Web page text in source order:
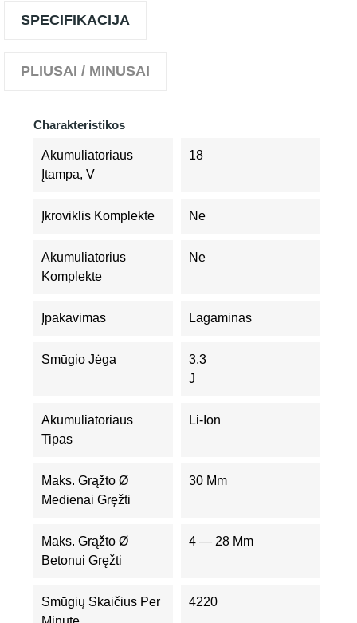
SPECIFIKACIJA
PLIUSAI / MINUSAI
Charakteristikos
Akumuliatoriaus
Įtampa, V
18
Įkroviklis Komplekte Ne
Akumuliatorius
Komplekte
Ne
Įpakavimas Lagaminas
Smūgio Jėga
3.3
J
Akumuliatoriaus
Tipas
Li-Ion
Maks. Grąžto Ø
Medienai Gręžti
30 Mm
Maks. Grąžto Ø
Betonui Gręžti
4 — 28 Mm
Smūgių Skaičius Per
4220